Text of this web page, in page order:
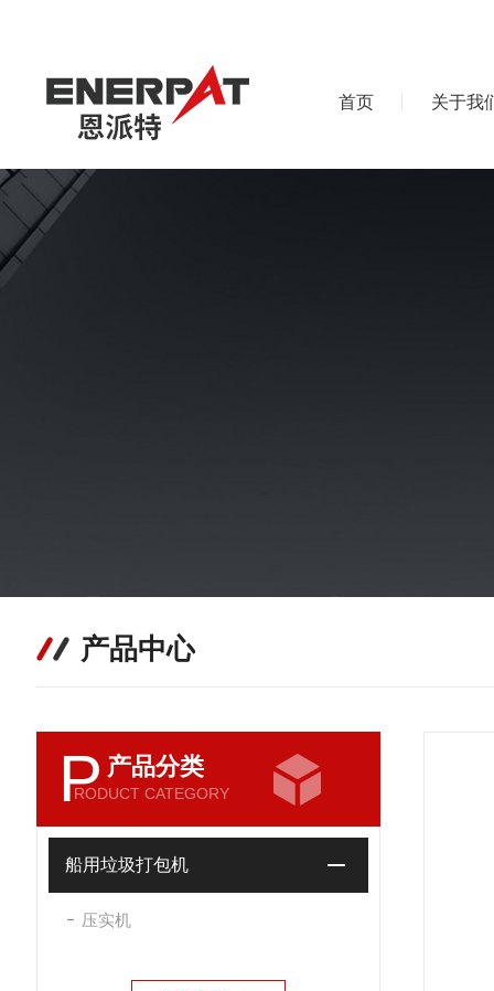
首页 关于我
产品中心
P 产品分类
RODUCT CATEGORY
船用垃圾打包机
压实机